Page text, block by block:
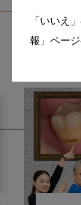
「いいえ
報」ペー